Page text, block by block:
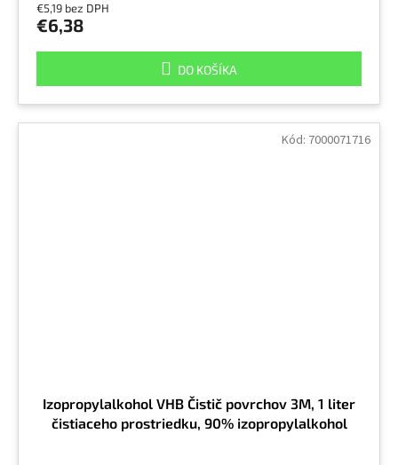
€5,19 bez DPH
€6,38
DO KOŠÍKA
Izopropylalkohol VHB Čistič povrchov 3M, 1 liter
čistiaceho prostriedku, 90% izopropylalkohol
Kód: 7000071716